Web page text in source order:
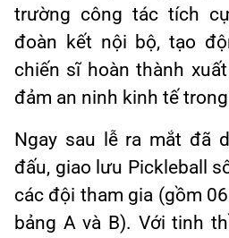
trường công tác tích
đoàn kết nội bộ, tạo
chiến sĩ hoàn thành
đảm an ninh kinh tế
Ngay sau lễ ra mắt đã
đấu, giao lưu Pickleball
các đội tham gia (gồm
bảng A và B). Với tinh